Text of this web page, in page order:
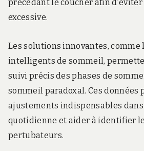
précédant le coucher afin
excessive.
Les solutions innovantes, comme
intelligents de sommeil,
suivi précis des phases de
sommeil paradoxal. Ces données
ajustements indispensables
quotidienne et aider à identifier
pertubateurs.